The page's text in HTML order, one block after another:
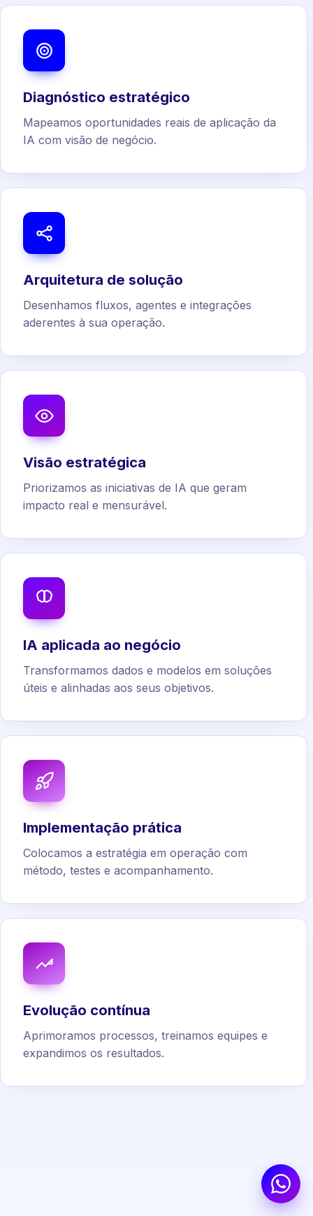
Diagnóstico estratégico
Mapeamos oportunidades reais de aplicação da
IA com visão de negócio.
Arquitetura de solução
Desenhamos fluxos, agentes e integrações
aderentes à sua operação.
Visão estratégica
Priorizamos as iniciativas de IA que geram
impacto real e mensurável.
IA aplicada ao negócio
Transformamos dados e modelos em soluções
úteis e alinhadas aos seus objetivos.
Implementação prática
Colocamos a estratégia em operação com
método, testes e acompanhamento.
Evolução contínua
Aprimoramos processos, treinamos equipes e
expandimos os resultados.